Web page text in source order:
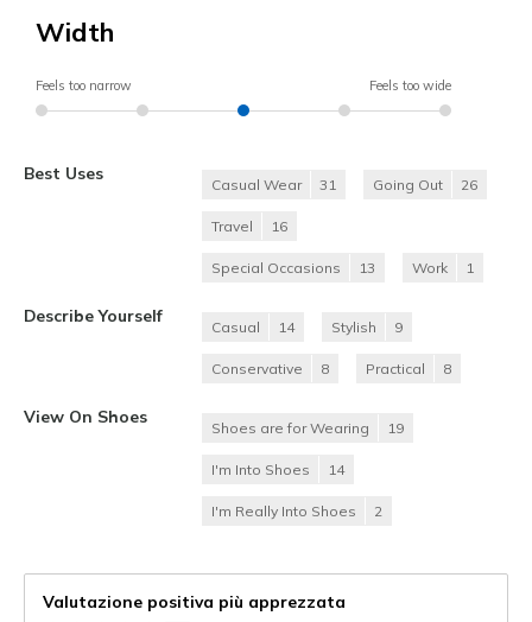
Width
Feels too narrow Feels too wide
Best Uses
Casual Wear 31 Going Out 26
Travel 16
Special Occasions 13 Work 1
Describe Yourself
Casual 14 Stylish 9
Conservative 8 Practical 8
View On Shoes
Shoes are for Wearing 19
I'm Into Shoes 14
I'm Really Into Shoes 2
Valutazione positiva più apprezzata